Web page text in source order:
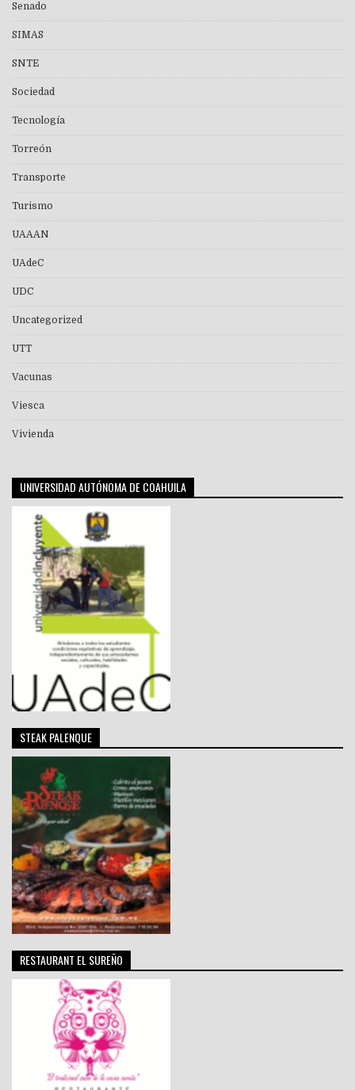
Senado
SIMAS
SNTE
Sociedad
Tecnología
Torreón
Transporte
Turismo
UAAAN
UAdeC
UDC
Uncategorized
UTT
Vacunas
Viesca
Vivienda
UNIVERSIDAD AUTÓNOMA DE COAHUILA
STEAK PALENQUE
RESTAURANT EL SUREÑO